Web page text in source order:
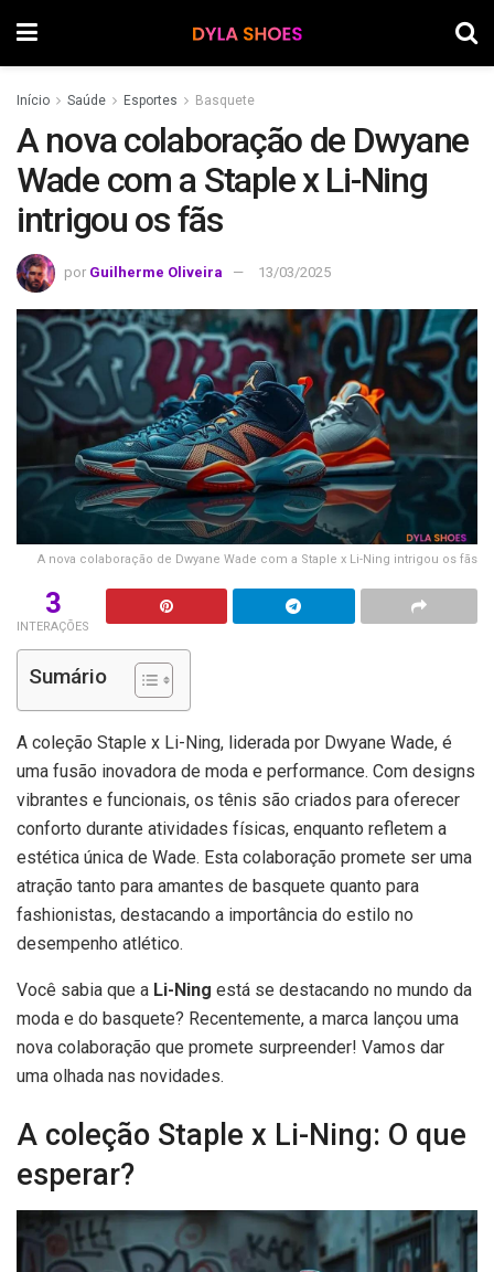
Início Saúde Esportes Basquete
A nova colaboração de Dwyane
Wade com a Staple x Li-Ning
intrigou os fãs
por Guilherme Oliveira 13/03/2025
A nova colaboração de Dwyane Wade com a Staple x Li-Ning intrigou os fãs
3
INTERAÇÕES
Sumário
A coleção Staple x Li-Ning, liderada por Dwyane Wade, é
uma fusão inovadora de moda e performance. Com designs
vibrantes e funcionais, os tênis são criados para oferecer
conforto durante atividades físicas, enquanto refletem a
estética única de Wade. Esta colaboração promete ser uma
atração tanto para amantes de basquete quanto para
fashionistas, destacando a importância do estilo no
desempenho atlético.
Você sabia que a Li-Ning está se destacando no mundo da
moda e do basquete? Recentemente, a marca lançou uma
nova colaboração que promete surpreender! Vamos dar
uma olhada nas novidades.
A coleção Staple x Li-Ning: O que
esperar?